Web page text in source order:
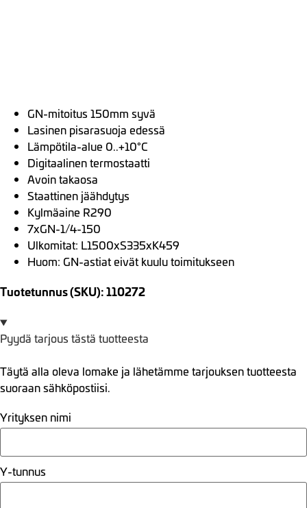
GN-mitoitus 150mm syvä
Lasinen pisarasuoja edessä
Lämpötila-alue 0..+10°C
Digitaalinen termostaatti
Avoin takaosa
Staattinen jäähdytys
Kylmäaine R290
7xGN-1/4-150
Ulkomitat: L1500xS335xK459
Huom: GN-astiat eivät kuulu toimitukseen
Tuotetunnus (SKU): 110272
Pyydä tarjous tästä tuotteesta
Täytä alla oleva lomake ja lähetämme tarjouksen tuotteesta
suoraan sähköpostiisi.
Yrityksen nimi
Y-tunnus